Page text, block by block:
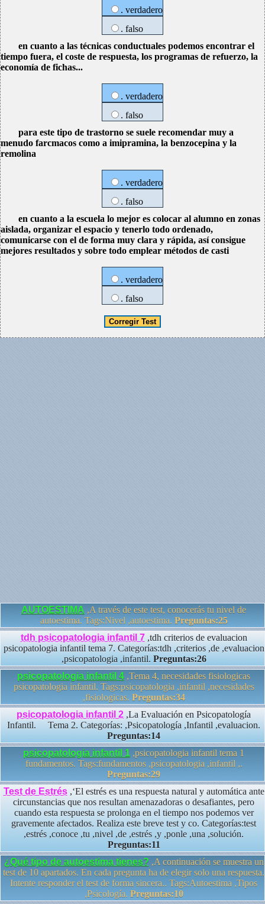
. verdadero
. falso
en cuanto a las técnicas conductuales podemos encontrar el
tiempo fuera, el coste de respuesta, los programas de refuerzo, la
economía de fichas...
. verdadero
. falso
para este tipo de trastorno se suele recomendar muy a
menudo farcmacos como a imipramina, la benzocepina y la
remolina
. verdadero
. falso
en cuanto a la escuela lo mejor es colocar al alumno en zonas
aislada, organizar el espacio y tenerlo todo ordenado,
comunicarse con el de forma muy clara y rápida, así consigue
mejores resultados y sobre todo emplear métodos de casti
. verdadero
. falso
AUTOESTIMA ,A través de este test, conocerás tu nivel de
autoestima. Tags:Nivel ,autoestima. Preguntas:25
tdh psicopatologia infantil 7,tdh criterios de evaluacion
psicopatologia infantil tema 7. Categorías:tdh ,criterios ,de ,evaluacion
,psicopatologia ,infantil. Preguntas:26
psicopatologia infantil 4 ,Tema 4, necesidades fisiologicas
psicopatologia infantil. Tags:psicopatologia ,infantil ,necesidades
,fisiologicas. Preguntas:34
psicopatologia infantil 2 ,La Evaluación en Psicopatología
Infantil. Tema 2. Categorías: ,Psicopatología ,Infantil ,evaluacion.
Preguntas:14
psicopatologia infantil 1 ,psicopatologia infantil tema 1
fundamentos. Tags:fundamentos ,psicopatologia ,infantil ,.
Preguntas:29
Test de Estrés,‘El estrés es una respuesta natural y automática ante
circunstancias que nos resultan amenazadoras o desafiantes, pero
cuando esta respuesta se prolonga en el tiempo nos podemos ver
gravemente afectados. Realiza este breve test y co. Categorías:test
,estrés ,conoce ,tu ,nivel ,de ,estrés ,y ,ponle ,una ,solución.
Preguntas:11
¿Qué tipo de autoestima tienes? ,A continuación se muestra un
test de 10 apartados. En cada pregunta ha de elegir solo una respuesta.
Intente responder el test de forma sincera.. Tags:Autoestima ,Tipos
,Psicología. Preguntas:10